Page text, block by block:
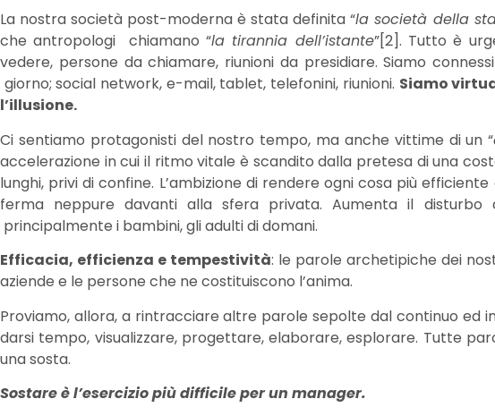
La nostra società post-moderna è stata definita “la società della
che antropologi chiamano “la tirannia dell’istante”[2]. Tutto è
vedere, persone da chiamare, riunioni da presidiare. Siamo
giorno; social network, e-mail, tablet, telefonini, riunioni. Siamo
l’illusione.
Ci sentiamo protagonisti del nostro tempo, ma anche vittime di un “
accelerazione in cui il ritmo vitale è scandito dalla pretesa di una
lunghi, privi di confine. L’ambizione di rendere ogni cosa più
ferma neppure davanti alla sfera privata. Aumenta il
principalmente i bambini, gli adulti di domani.
Efficacia, efficienza e tempestività: le parole archetipiche dei
aziende e le persone che ne costituiscono l’anima.
Proviamo, allora, a rintracciare altre parole sepolte dal continuo ed
darsi tempo, visualizzare, progettare, elaborare, esplorare. Tutte
una sosta.
Sostare è l’esercizio più difficile per un manager.